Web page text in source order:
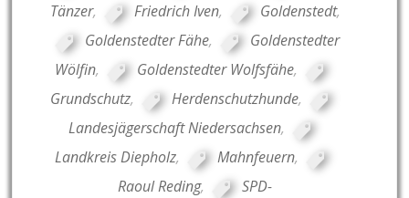
Tänzer, Friedrich Iven, Goldenstedt,
Goldenstedter Fähe,
Goldenstedter
Wölfin, Goldenstedter Wolfsfähe,
Grundschutz, Herdenschutzhunde,
Landesjägerschaft Niedersachsen,
Landkreis Diepholz, Mahnfeuern,
Raoul Reding,
SPD-